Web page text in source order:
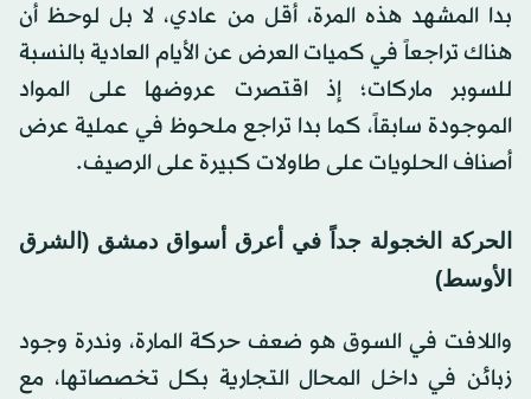
بدا المشهد هذه المرة، أقل من عادي، لا بل لوحظ أن
هناك تراجعاً في كميات العرض عن الأيام العادية بالنسبة
للسوبر ماركات؛ إذ اقتصرت عروضها على المواد
الموجودة سابقاً، كما بدا تراجع ملحوظ في عملية عرض
أصناف الحلويات على طاولات كبيرة على الرصيف.
الحركة الخجولة جداً في أعرق أسواق دمشق (الشرق
الأوسط)
واللافت في السوق هو ضعف حركة المارة، وندرة وجود
زبائن في داخل المحال التجارية بكل تخصصاتها، مع